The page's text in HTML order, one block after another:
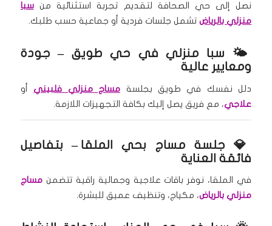
نصل إلى حي الصحافة لتقديم تجربة استثنائية منسبا
منزلي بالرياضتشمل جلسات فردية أو جماعية حسب طلبك.
🌤️ سبا منزلي في حي طويق – جودة
ومعايير عالية
دلل نفسك في طويق بجلسة مساج منزلي فلبينيأو
علاجي، مع فريق يصل إليك بكافة التجهيزات اللازمة.
💎 جلسة مساج بحي الملقا – بتفاصيل
فائقة العناية
في الملقا، نوفر باقات علاجية وجمالية راقية تتضمنمساج
منزلي بالرياض، مكياج، وتنظيف عميق للبشرة.